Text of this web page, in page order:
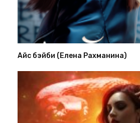
Айс бэйби (Елена Рахманина)